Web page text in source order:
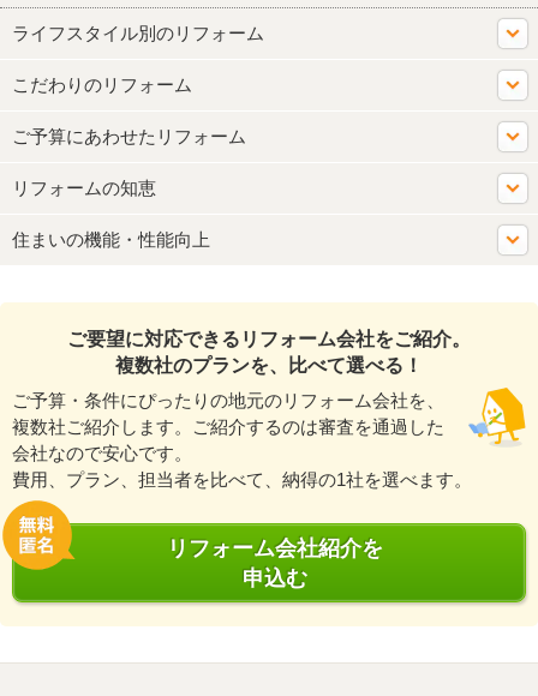
ライフスタイル別のリフォーム
こだわりのリフォーム
ご予算にあわせたリフォーム
リフォームの知恵
住まいの機能・性能向上
ご要望に対応できるリフォーム会社をご紹介。
複数社のプランを、比べて選べる！
ご予算・条件にぴったりの地元のリフォーム会社を、
複数社ご紹介します。ご紹介するのは審査を通過した
会社なので安心です。
費用、プラン、担当者を比べて、納得の1社を選べます。
リフォーム会社紹介を
申込む